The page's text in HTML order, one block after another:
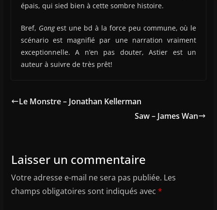
épais, qui sied bien à cette sombre histoire.
Bref, Gongest une bd à la force peu commune, où le
scénario est magnifié par une narration vraiment
exceptionnelle. A n’en pas douter, Astier est un
auteur à suivre de très prêt!
Le Monstre – Jonathan Kellerman
Saw – James Wan
Laisser un commentaire
Votre adresse e-mail ne sera pas publiée. Les
champs obligatoires sont indiqués avec *